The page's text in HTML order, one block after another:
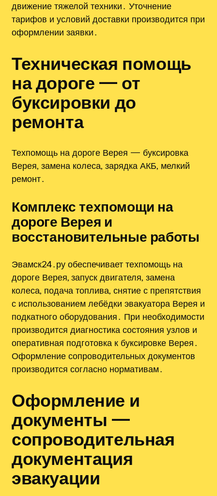
движение тяжелой техники․ Уточнение
тарифов и условий доставки производится при
оформлении заявки․
Техническая помощь
на дороге — от
буксировки до
ремонта
Техпомощь на дороге Верея — буксировка
Верея‚ замена колеса‚ зарядка АКБ‚ мелкий
ремонт․
Комплекс техпомощи на
дороге Верея и
восстановительные работы
Эвамск24․ру обеспечивает техпомощь на
дороге Верея, запуск двигателя‚ замена
колеса‚ подача топлива‚ снятие с препятствия
с использованием лебёдки эвакуатора Верея и
подкатного оборудования․ При необходимости
производится диагностика состояния узлов и
оперативная подготовка к буксировке Верея․
Оформление сопроводительных документов
производится согласно нормативам․
Оформление и
документы —
сопроводительная
документация
эвакуации